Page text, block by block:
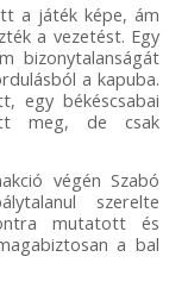
a játék képe, ám
a vezetést. Egy
bizonytalanságát
a kapuba.
egy békéscsabai
meg, de csak
végén Szabó
szerelte
mutatott és
a bal